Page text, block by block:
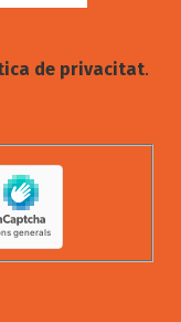
de privacitat.